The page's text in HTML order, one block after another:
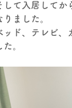
して入居してか
りました。
ッド、テレビ、
た。